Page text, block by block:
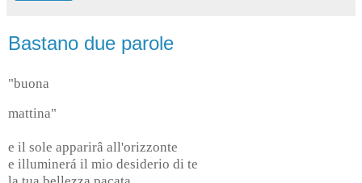
Bastano due parole
"buona
mattina"
e il sole apparirâ all'orizzonte
e illuminerá il mio desiderio di te